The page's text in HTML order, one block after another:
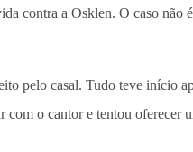
contra a Osklen. O caso não
pelo casal. Tudo teve início
o cantor e tentou oferecer